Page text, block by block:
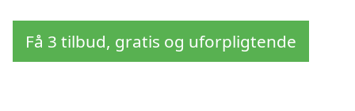
Få 3 tilbud, gratis og uforpligtende